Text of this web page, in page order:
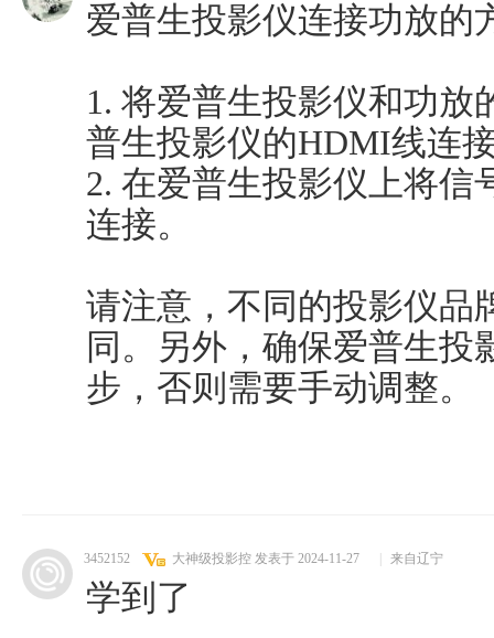
爱普生投影仪连接功放的
1. 将爱普生投影仪和功放
普生投影仪的HDMI线连
2. 在爱普生投影仪上将
连接。
请注意，不同的投影仪品
同。另外，确保爱普生
步，否则需要手动调整。
3452152 大神级投影控 发表于 2024-11-27 来自辽宁
学到了